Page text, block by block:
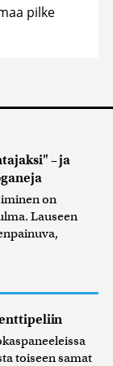
pilke
– ja
on
Lauseen
toiseen samat